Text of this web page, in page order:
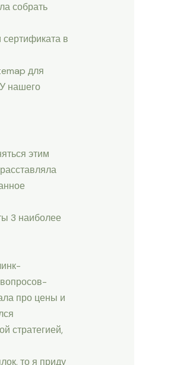
собрать
в
для
нашего
этим
3 наиболее
про цены и
стратегией,
то я приду